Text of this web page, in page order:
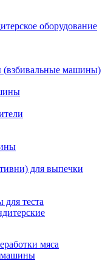
оборудование
(взбивальные машины)
для выпечки
теста
мяса
машины